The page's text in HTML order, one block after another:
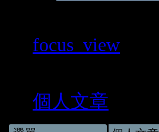
focus_view
個人文章